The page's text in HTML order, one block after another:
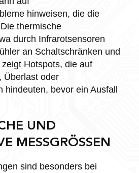
hinweisen, die die
thermische
durch Infrarotsensoren
an Schaltschränken und
Hotspots, die auf
Überlast oder
hindeuten, bevor ein Ausfall
UND
MESSGRÖSSEN
sind besonders bei